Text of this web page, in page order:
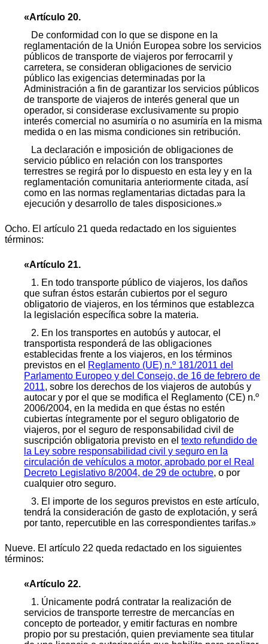
«Artículo 20.
De conformidad con lo que se dispone en la
reglamentación de la Unión Europea sobre los servicios
públicos de transporte de viajeros por ferrocarril y
carretera, se consideran obligaciones de servicio
público las exigencias determinadas por la
Administración a fin de garantizar los servicios públicos
de transporte de viajeros de interés general que un
operador, si considerase exclusivamente su propio
interés comercial no asumiría o no asumiría en la misma
medida o en las misma condiciones sin retribución.
La declaración e imposición de obligaciones de
servicio público en relación con los transportes
terrestres se regirá por lo dispuesto en esta ley y en la
reglamentación comunitaria anteriormente citada, así
como en las normas reglamentarias dictadas para la
ejecución y desarrollo de tales disposiciones.»
Ocho. El artículo 21 queda redactado en los siguientes
términos:
«Artículo 21.
1. En todo transporte público de viajeros, los daños
que sufran éstos estarán cubiertos por el seguro
obligatorio de viajeros, en los términos que establezca
la legislación específica sobre la materia.
2. En los transportes en autobús y autocar, el
transportista responderá de las obligaciones
establecidas frente a los viajeros, en los términos
previstos en el Reglamento (UE) n.º 181/2011 del
Parlamento Europeo y del Consejo, de 16 de febrero de
2011, sobre los derechos de los viajeros de autobús y
autocar y por el que se modifica el Reglamento (CE) n.º
2006/2004, en la medida en que éstas no estén
cubiertas íntegramente por el seguro obligatorio de
viajeros, por el seguro de responsabilidad civil de
suscripción obligatoria previsto en el texto refundido de
la Ley sobre responsabilidad civil y seguro en la
circulación de vehículos a motor, aprobado por el Real
Decreto Legislativo 8/2004, de 29 de octubre, o por
cualquier otro seguro.
3. El importe de los seguros previstos en este artículo,
tendrá la consideración de gasto de explotación, y será
por tanto, repercutible en las correspondientes tarifas.»
Nueve. El artículo 22 queda redactado en los siguientes
términos:
«Artículo 22.
1. Únicamente podrá contratar la realización de
servicios de transporte terrestre de mercancías en
concepto de porteador, y emitir facturas en nombre
propio por su prestación, quien previamente sea titular